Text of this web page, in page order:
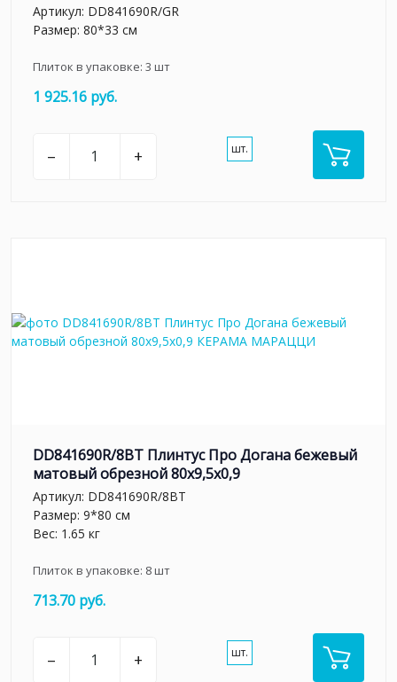
Артикул: DD841690R/GR
Размер: 80*33 см
Плиток в упаковке: 3 шт
1 925.16 руб.
– + шт.
DD841690R/8BT Плинтус Про Догана бежевый
матовый обрезной 80x9,5x0,9
Артикул: DD841690R/8BT
Размер: 9*80 см
Вес: 1.65 кг
Плиток в упаковке: 8шт
713.70 руб.
– + шт.